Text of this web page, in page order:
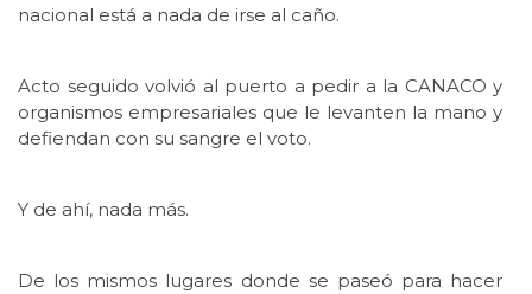
nacional está a nada de irse al caño.
Acto seguido volvió al puerto a pedir a la CANACO y
organismos empresariales que le levanten la mano y
defiendan con su sangre el voto.
Y de ahí, nada más.
De los mismos lugares donde se paseó para hacer